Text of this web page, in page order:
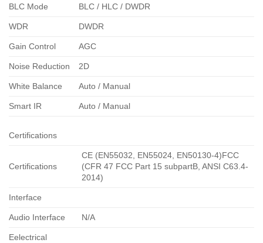
BLC Mode BLC / HLC / DWDR
WDR DWDR
Gain Control AGC
Noise Reduction 2D
White Balance Auto / Manual
Smart IR Auto / Manual
Certifications
Certifications
CE (EN55032, EN55024, EN50130-4)FCC
(CFR 47 FCC Part 15 subpartB, ANSI C63.4-
2014)
Interface
Audio Interface N/A
Eelectrical